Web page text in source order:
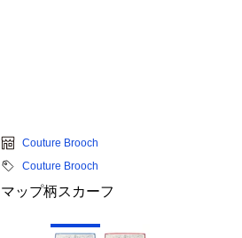
Couture Brooch
Couture Brooch
マップ柄スカーフ